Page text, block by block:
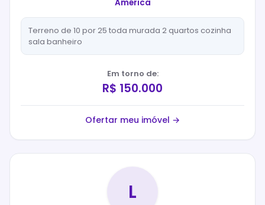
América
Terreno de 10 por 25 toda murada 2 quartos cozinha
sala banheiro
Em torno de:
R$ 150.000
Ofertar meu imóvel →
L